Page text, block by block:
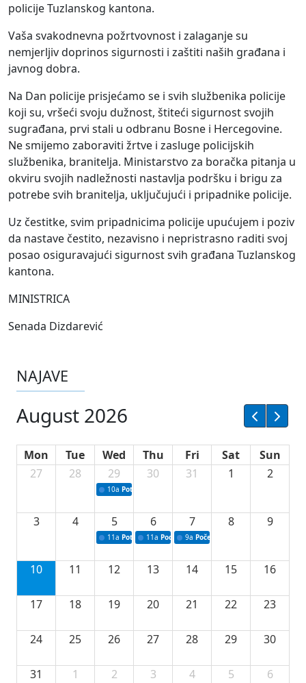
policije Tuzlanskog kantona.
Vaša svakodnevna požrtvovnost i zalaganje su
nemjerljiv doprinos sigurnosti i zaštiti naših građana i
javnog dobra.
Na Dan policije prisjećamo se i svih službenika policije
koji su, vršeći svoju dužnost, štiteći sigurnost svojih
sugrađana, prvi stali u odbranu Bosne i Hercegovine.
Ne smijemo zaboraviti žrtve i zasluge policijskih
službenika, branitelja. Ministarstvo za boračka pitanja u
okviru svojih nadležnosti nastavlja podršku i brigu za
potrebe svih branitelja, uključujući i pripadnike policije.
Uz čestitke, svim pripadnicima policije upućujem i poziv
da nastave čestito, nezavisno i nepristrasno raditi svoj
posao osiguravajući sigurnost svih građana Tuzlanskog
kantona.
MINISTRICA
Senada Dizdarević
NAJAVE
August 2026
Mon Tue Wed Thu Fri Sat
Sun
27
28 29
10a Potpisivanje ugovora sa neprofitnim
30 31 1 2
3 4 5
11a Potpisivanje ugovora o stipendijama za
6
11a Podrška razvoju vodne infrastrukture u
7
9a Početak izgradnje nove
8 9
10 11 12 13 14 15 16
17 18 19 20 21 22 23
24 25 26 27 28 29 30
31 1 2 3 4 5 6